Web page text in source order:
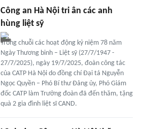
Công an Hà Nội tri ân các anh
hùng liệt sỹ
Trong chuỗi các hoạt động kỷ niệm 78 năm
Ngày Thương binh – Liệt sỹ (27/7/1947 -
27/7/2025), ngày 19/7/2025, đoàn công tác
của CATP Hà Nội do đồng chí Đại tá Nguyễn
Ngọc Quyền – Phó Bí thư Đảng ủy, Phó Giám
đốc CATP làm Trưởng đoàn đã đến thăm, tặng
quà 2 gia đình liệt sĩ CAND.